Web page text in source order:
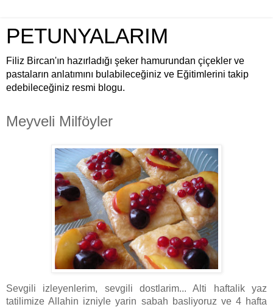
PETUNYALARIM
Filiz Bircan'ın hazırladığı şeker hamurundan çiçekler ve
pastaların anlatımını bulabileceğiniz ve Eğitimlerini takip
edebileceğiniz resmi blogu.
Meyveli Milföyler
Sevgili izleyenlerim, sevgili dostlarim... Alti haftalik yaz
tatilimize Allahin izniyle yarin sabah basliyoruz ve 4 hafta